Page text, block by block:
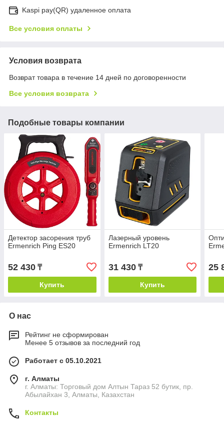
Kaspi pay(QR) удаленное оплата
Все условия оплаты
Условия возврата
Возврат товара в течение 14 дней по договоренности
Все условия возврата
Подобные товары компании
Детектор засорения труб
Ermenrich Ping ES20
52 430 ₸
Купить
Лазерный уровень
Ermenrich LT20
31 430₸
Купить
25
О нас
Рейтинг не сформирован
Менее 5 отзывов за последний год
Работает с 05.10.2021
г. Алматы
г. Алматы: Торговый дом Алтын Тараз 52 бутик, пр.
Абылайхан 3, Алматы, Казахстан
Контакты